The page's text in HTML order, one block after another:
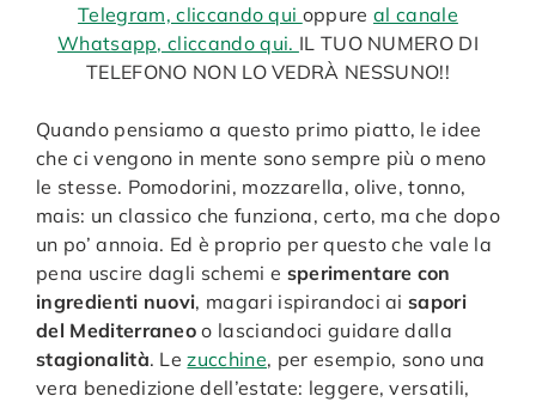
Telegram, cliccando qui oppureal canale
Whatsapp, cliccando qui. IL TUO NUMERO DI
TELEFONO NON LO VEDRÀ NESSUNO!!
Quando pensiamo a questo primo piatto, le idee
che ci vengono in mente sono sempre più o meno
le stesse. Pomodorini, mozzarella, olive, tonno,
mais: un classico che funziona, certo, ma che dopo
un po’ annoia. Ed è proprio per questo che vale la
pena uscire dagli schemi e sperimentare con
ingredienti nuovi, magari ispirandoci aisapori
del Mediterraneo o lasciandoci guidare dalla
stagionalità. Lezucchine, per esempio, sono una
vera benedizione dell’estate: leggere, versatili,